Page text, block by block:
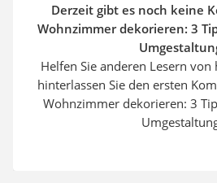
Derzeit gibt es noch keine
Wohnzimmer dekorieren: 3
Helfen Sie anderen Lesern
hinterlassen Sie den ersten
Wohnzimmer dekorieren: 3